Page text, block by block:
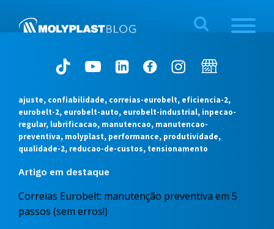
ajuste, confiabilidade, correias-eurobelt, eficiencia-2,
eurobelt-2, eurobelt-auto, eurobelt-industrial, inpecao-
regular, lubrificacao, manutencao, manutencao-
preventiva, molyplast, performance, produtividade,
qualidade-2, reducao-de-custos, tensionamento
Artigo em destaque
Correias Eurobelt: manutenção preventiva em 5
passos (sem erros!)